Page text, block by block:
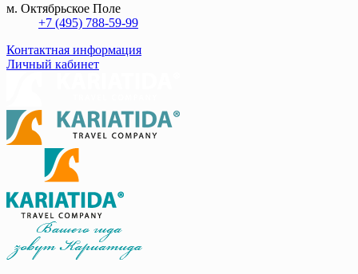
м. Октябрьское Поле
+7 (495) 788-59-99
Контактная информация
Личный кабинет